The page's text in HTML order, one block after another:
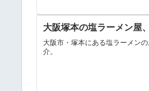
大阪塚本の塩ラーメン屋
大阪市・塚本にある塩ラーメン
介。